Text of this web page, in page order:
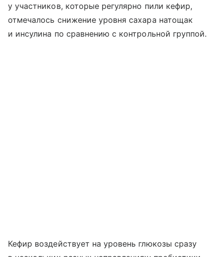
у участников, которые регулярно пили кефир,
отмечалось снижение уровня сахара натощак
и инсулина по сравнению с контрольной группой.
Кефир воздействует на уровень глюкозы сразу